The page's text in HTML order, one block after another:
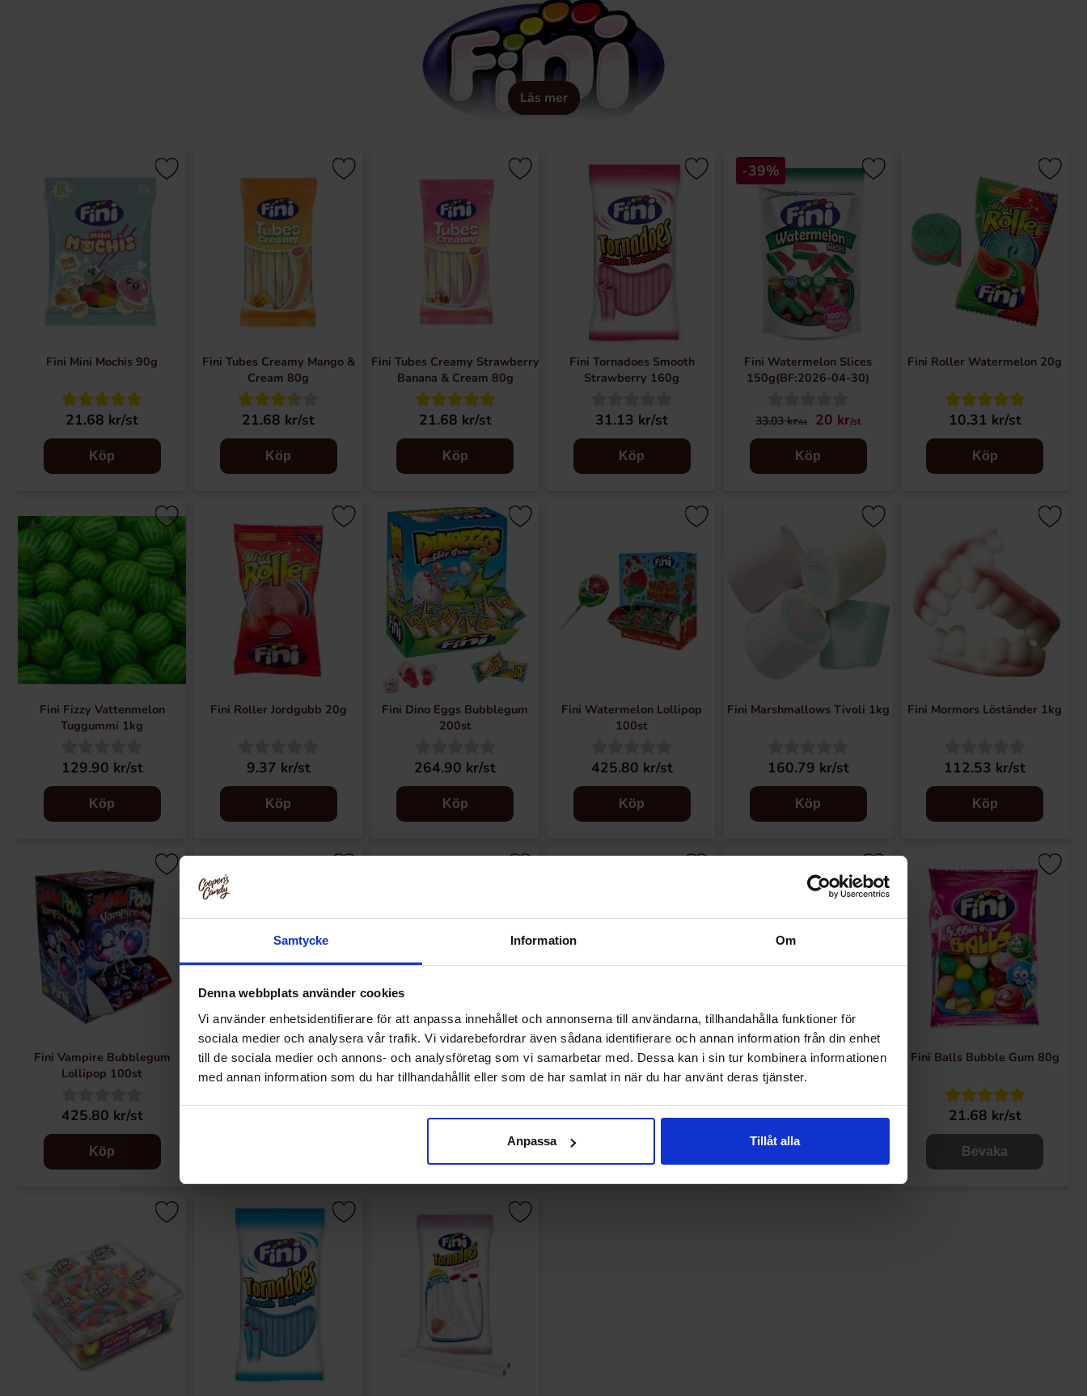
Samtycke Information Om
Denna webbplats använder cookies
Vi använder enhetsidentifierare för att anpassa innehållet och annonserna till användarna, tillhandahålla funktioner för
sociala medier och analysera vår trafik. Vi vidarebefordrar även sådana identifierare och annan information från din enhet
till de sociala medier och annons- och analysföretag som vi samarbetar med. Dessa kan i sin tur kombinera informationen
med annan information som du har tillhandahållit eller som de har samlat in när du har använt deras tjänster.
Anpassa Tillåt alla
Läs mer
marshmallows. De första produkterna som gjordes smakade tutti-frutti, efter det kom fler och fler spänannde smaker och idag erbjuder
Fini en uppsjö av godis i olika former och smaker. Idag förpackas mer än 2 000 godisar per minut i Fini's fabrik. Varje recept har gäldje,
kul och kreativitet som huvudingredienser.
Fini Mini Mochis 90g
21.68 kr/st
Köp
Fini Tubes Creamy Mango &
Cream 80g
21.68 kr/st
Köp
Fini Tubes Creamy Strawberry
Banana & Cream 80g
21.68 kr/st
Köp
Fini Tornadoes Smooth
Strawberry 160g
31.13 kr/st
Köp
-39%
Fini Watermelon Slices
150g(BF:2026-04-30)
33.03 kr/st 20 kr/st
Köp
Fini Roller Watermelon 20g
10.31 kr/st
Köp
Fini Fizzy Vattenmelon
Tuggummi 1kg
129.90 kr/st
Köp
Fini Roller Jordgubb 20g
9.37 kr/st
Köp
Fini Dino Eggs Bubblegum
200st
264.90 kr/st
Köp
Fini Watermelon Lollipop
100st
425.80 kr/st
Köp
Fini Marshmallows Tivoli 1kg
160.79 kr/st
Köp
Fini Mormors Löständer 1kg
112.53 kr/st
Köp
Fini Vampire Bubblegum
Lollipop 100st
425.80 kr/st
Köp
Fini Melon Tuggummi 80g
Fini Jelly Kisses Strawberry &
Cream 80g
21.68 kr/st
Fini Roller Fruit Mix 20g
10.31 kr/st
Fini Honungsmelon Tuggummi
80g
21.68 kr/st
Fini Balls Bubble Gum 80g
21.68 kr/st
Bevaka